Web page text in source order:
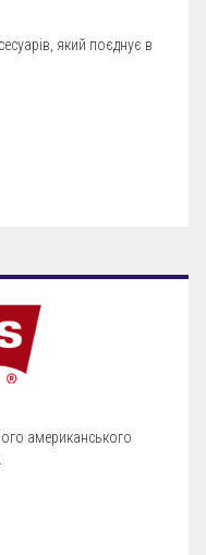
який поєднує в
американського